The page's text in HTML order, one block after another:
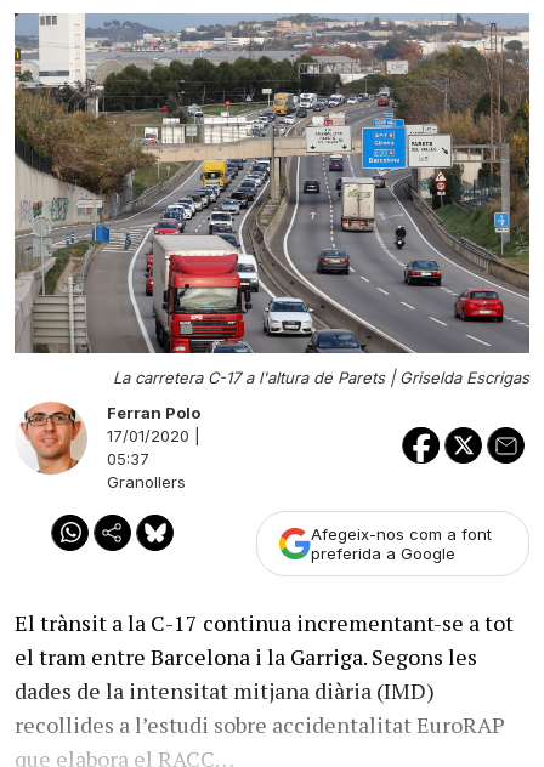
La carretera C-17 a l'altura de Parets |Griselda Escrigas
Ferran Polo
17/01/2020 |
05:37
Granollers
Afegeix-nos com a font
preferida a Google
El trànsit a la C-17 continua incrementant-se a tot
el tram entre Barcelona i la Garriga. Segons les
dades de la intensitat mitjana diària (IMD)
recollides a l’estudi sobre accidentalitat EuroRAP
que elabora el RACC…